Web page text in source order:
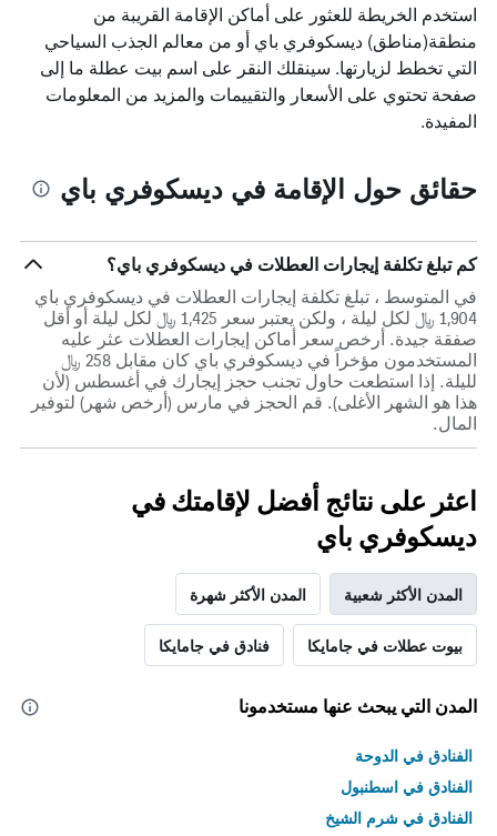
استخدم الخريطة للعثور على أماكن الإقامة القريبة من
منطقة(مناطق) ديسكوفري باي أو من معالم الجذب السياحي
التي تخطط لزيارتها. سينقلك النقر على اسم بيت عطلة ما إلى
صفحة تحتوي على الأسعار والتقييمات والمزيد من المعلومات
المفيدة.
حقائق حول الإقامة في ديسكوفري باي
كم تبلغ تكلفة إيجارات العطلات في ديسكوفري باي؟
في المتوسط ، تبلغ تكلفة إيجارات العطلات في ديسكوفري باي
1,904 ﷼ لكل ليلة ، ولكن يعتبر سعر 1,425 ﷼ لكل ليلة أو أقل
صفقة جيدة. أرخص سعر أماكن إيجارات العطلات عثر عليه
المستخدمون مؤخراً في ديسكوفري باي كان مقابل 258 ﷼
لليلة. إذا استطعت حاول تجنب حجز إيجارك في أغسطس (لأن
هذا هو الشهر الأغلى). قم الحجز في مارس (أرخص شهر) لتوفير
المال.
اعثر على نتائج أفضل لإقامتك في
ديسكوفري باي
المدن الأكثر شعبية المدن الأكثر شهرة
بيوت عطلات في جامايكا فنادق في جامايكا
المدن التي يبحث عنها مستخدمونا
الفنادق في الدوحة
الفنادق في اسطنبول
الفنادق في شرم الشيخ